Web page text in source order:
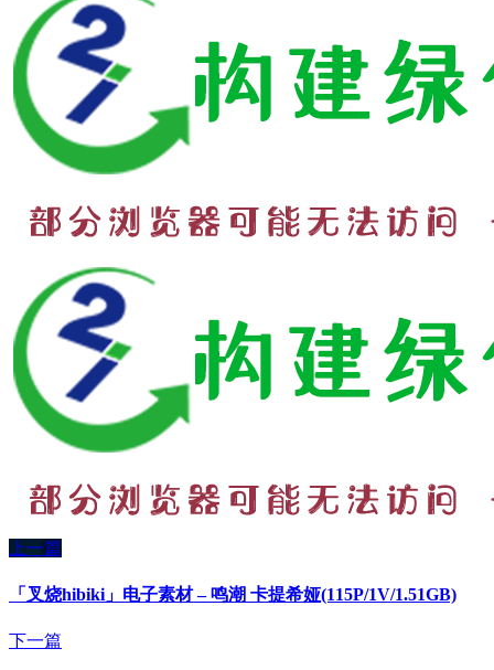
上一篇
「叉烧hibiki」电子素材 – 鸣潮 卡提希娅(115P/1V/1.51GB)
下一篇